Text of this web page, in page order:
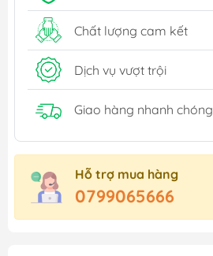
Chất lượng cam kết
Dịch vụ vượt trội
Giao hàng nhanh chóng
Hỗ trợ mua hàng
0799065666